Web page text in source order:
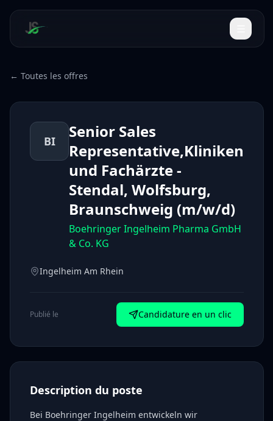
← Toutes les offres
BI
Senior Sales
Representative,Kliniken
und Fachärzte -
Stendal, Wolfsburg,
Braunschweig (m/w/d)
Boehringer Ingelheim Pharma GmbH
& Co. KG
Ingelheim Am Rhein
Publié le Candidature en un clic
Description du poste
Bei Boehringer Ingelheim entwickeln wir